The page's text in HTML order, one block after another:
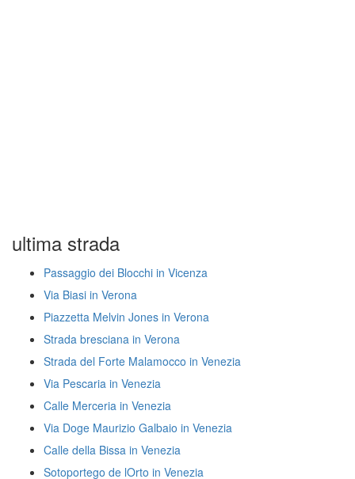
ultima strada
Passaggio dei Blocchi in Vicenza
Via Biasi in Verona
Piazzetta Melvin Jones in Verona
Strada bresciana in Verona
Strada del Forte Malamocco in Venezia
Via Pescaria in Venezia
Calle Merceria in Venezia
Via Doge Maurizio Galbaio in Venezia
Calle della Bissa in Venezia
Sotoportego de lOrto in Venezia